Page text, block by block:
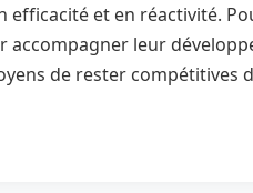
efficacité et en réactivité.
accompagner leur
de rester compétitives